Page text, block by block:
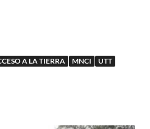
A LA TIERRA MNCI UTT